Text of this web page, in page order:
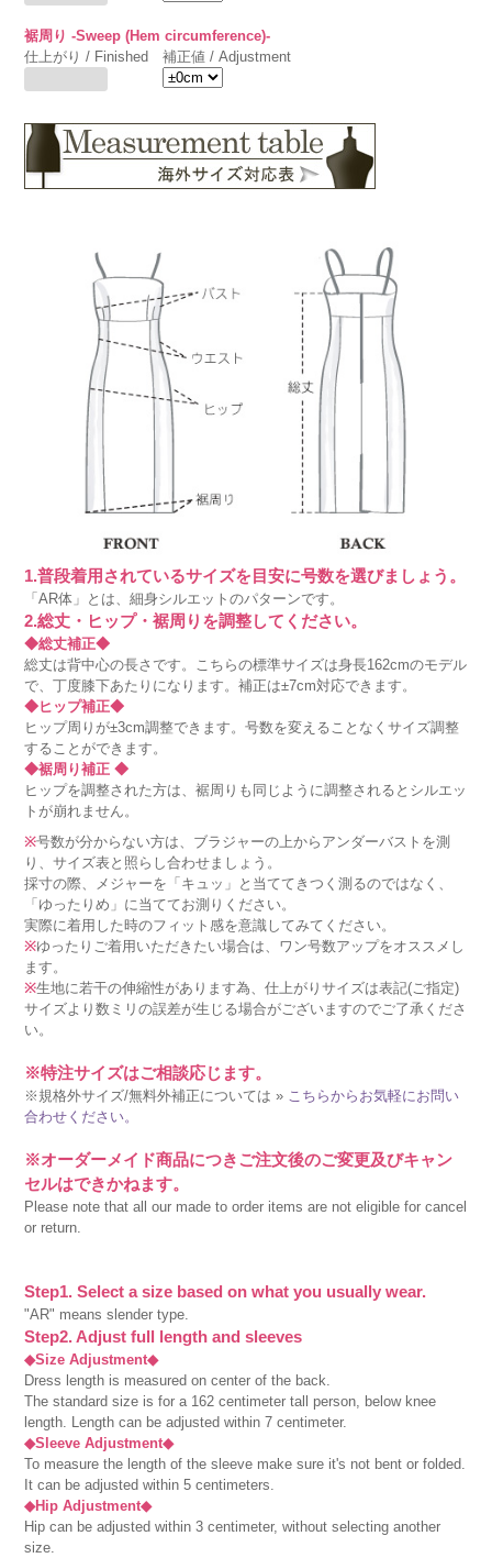
裾周り -Sweep (Hem circumference)-
仕上がり / Finished
補正値 / Adjustment
1.普段着用されているサイズを目安に号数を選びましょう。
「AR体」とは、細身シルエットのパターンです。
2.総丈・ヒップ・裾周りを調整してください。
◆総丈補正◆
総丈は背中心の長さです。こちらの標準サイズは身長162cmのモデル
で、丁度膝下あたりになります。補正は±7cm対応できます。
◆ヒップ補正◆
ヒップ周りが±3cm調整できます。号数を変えることなくサイズ調整
することができます。
◆裾周り補正 ◆
ヒップを調整された方は、裾周りも同じように調整されるとシルエッ
トが崩れません。
※号数が分からない方は、ブラジャーの上からアンダーバストを測
り、サイズ表と照らし合わせましょう。
採寸の際、メジャーを「キュッ」と当ててきつく測るのではなく、
「ゆったりめ」に当ててお測りください。
実際に着用した時のフィット感を意識してみてください。
※ゆったりご着用いただきたい場合は、ワン号数アップをオススメし
ます。
※生地に若干の伸縮性があります為、仕上がりサイズは表記(ご指定)
サイズより数ミリの誤差が生じる場合がございますのでご了承くださ
い。
※特注サイズはご相談応じます。
※規格外サイズ/無料外補正については » こちらからお気軽にお問い
合わせください。
※オーダーメイド商品につきご注文後のご変更及びキャン
セルはできかねます。
Please note that all our made to order items are not eligible for cancel
or return.
Step1. Select a size based on what you usually wear.
"AR" means slender type.
Step2. Adjust full length and sleeves
◆Size Adjustment◆
Dress length is measured on center of the back.
The standard size is for a 162 centimeter tall person, below knee
length. Length can be adjusted within 7 centimeter.
◆Sleeve Adjustment◆
To measure the length of the sleeve make sure it's not bent or folded.
It can be adjusted within 5 centimeters.
◆Hip Adjustment◆
Hip can be adjusted within 3 centimeter, without selecting another
size.